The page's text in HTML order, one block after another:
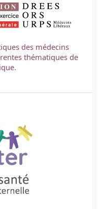
des médecins
thématiques de